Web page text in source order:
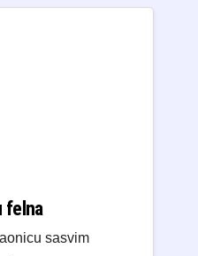
felna
sasvim